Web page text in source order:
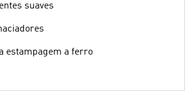
suaves
estampagem a ferro